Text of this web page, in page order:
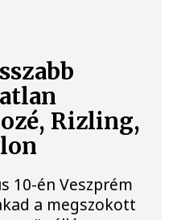
Rizling,
10-én Veszprém
a megszokott